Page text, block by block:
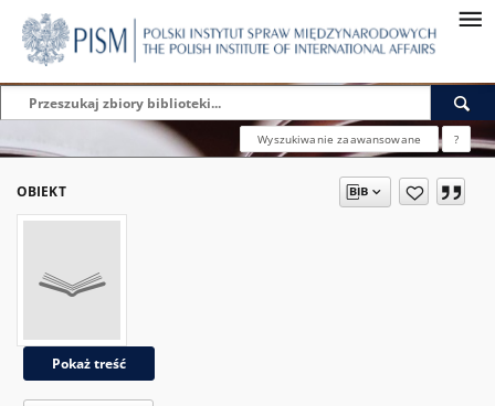
Wyszukiwanie zaawansowane ?
OBIEKT
Pokaż treść